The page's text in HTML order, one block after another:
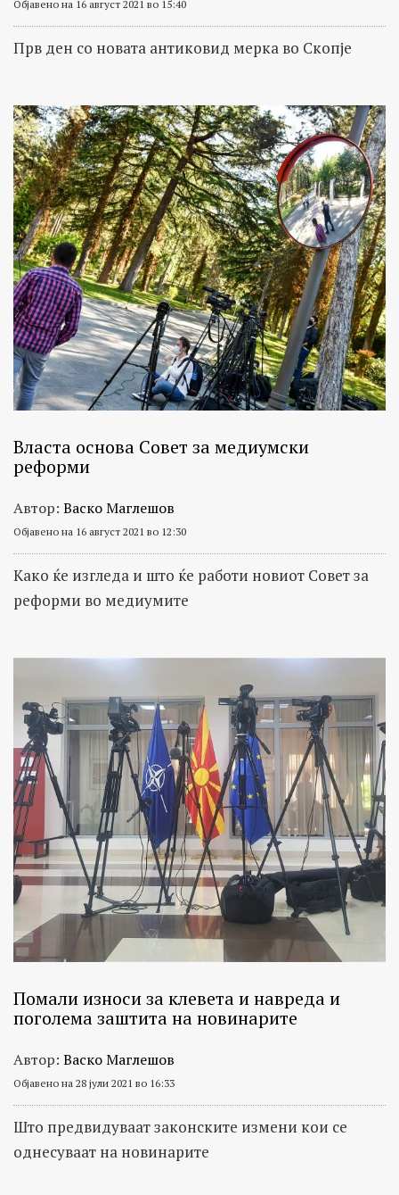
Објавено на 16 август 2021 во 15:40
Прв ден со новата антиковид мерка во Скопје
Власта основа Совет за медиумски
реформи
Автор: Васко Маглешов
Објавено на 16 август 2021 во 12:30
Како ќе изгледа и што ќе работи новиот Совет за
реформи во медиумите
Помали износи за клевета и навреда и
поголема заштита на новинарите
Автор: Васко Маглешов
Објавено на 28 јули 2021 во 16:33
Што предвидуваат законските измени кои се
однесуваат на новинарите